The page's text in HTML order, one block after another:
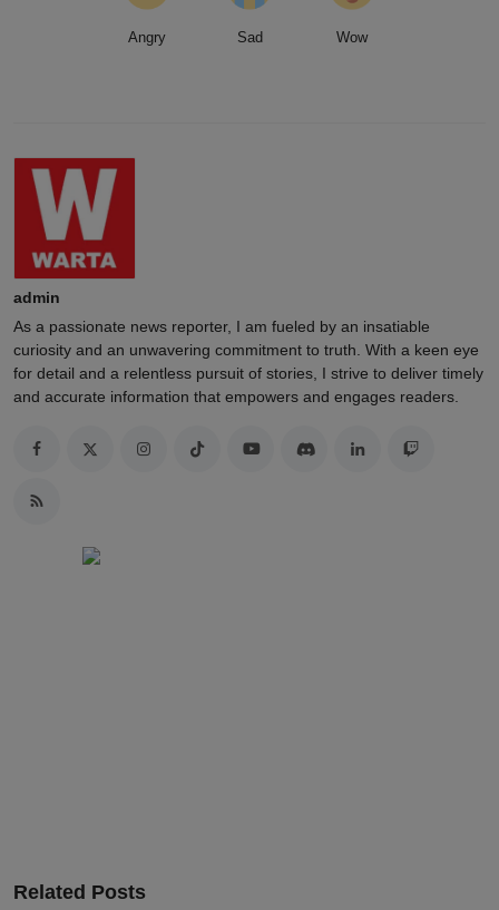
Angry Sad Wow
admin
As a passionate news reporter, I am fueled by an insatiable
curiosity and an unwavering commitment to truth. With a keen eye
for detail and a relentless pursuit of stories, I strive to deliver timely
and accurate information that empowers and engages readers.
Related Posts